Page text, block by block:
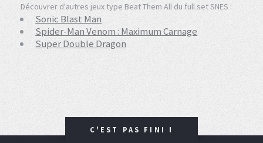
Découvrer d'autres jeux type Beat Them All du full set SNES :
Sonic Blast Man
Spider-Man Venom : Maximum Carnage
Super Double Dragon
C'EST PAS FINI !